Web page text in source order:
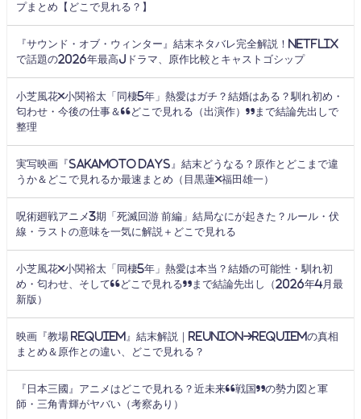
プまとめ【どこで見れる？】
『サウンド・オブ・ウィンター』結末ネタバレ完全解説！Netflix
で話題の2026年最高Jドラマ、原作比較とキャストゴシップ
小芝風花×小関裕太「同棲5年」熱愛はガチ？結婚はある？馴れ初め・
匂わせ・今後の仕事＆“どこで見れる（出演作）”まで結論先出しで
整理
実写映画『SAKAMOTO DAYS』結末どうなる？原作とどこまで違
うか＆どこで見れるか最速まとめ（目黒蓮×福田雄一）
呪術廻戦アニメ3期「死滅回游 前編」結局なにが起きた？ルール・伏
線・ラストの意味を一気に解説＋どこで見れる
小芝風花×小関裕太「同棲5年」熱愛は本当？結婚の可能性・馴れ初
め・匂わせ、そして“どこで見れる”まで結論先出し（2026年4月最
新版）
映画『教場 Requiem』結末解説｜Reunion→Requiemの真相
まとめ＆原作との違い、どこで見れる？
『日本三國』アニメはどこで見れる？近未来“戦国”の勢力図と軍
師・三角青輝がヤバい（考察あり）